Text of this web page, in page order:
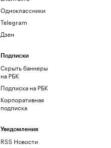
Одноклассники
Telegram
Дзен
Подписки
Скрыть баннеры
на РБК
Подписка на РБК
Корпоративная
подписка
Уведомления
RSS Новости